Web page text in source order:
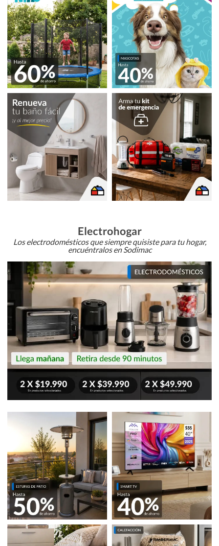
Electrohogar
Los electrodomésticos que siempre quisiste para tu hogar,
encuéntralos en Sodimac